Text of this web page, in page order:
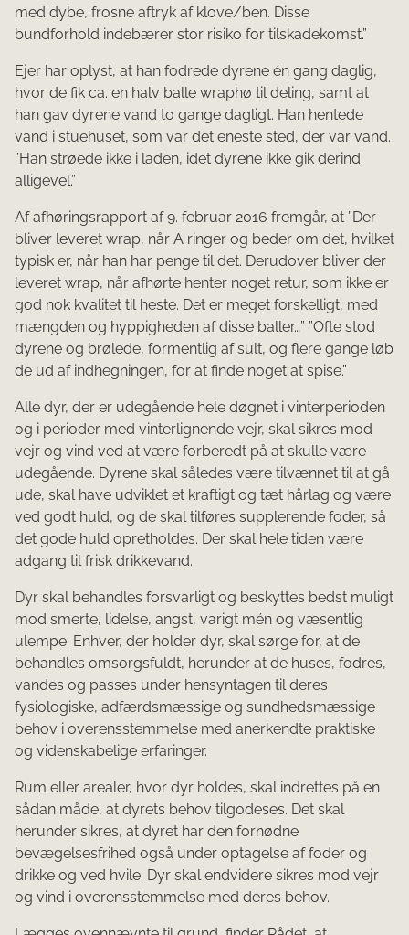
med dybe, frosne aftryk af klove/ben. Disse
bundforhold indebærer stor risiko for tilskadekomst.”
Ejer har oplyst, at han fodrede dyrene én gang daglig,
hvor de fik ca. en halv balle wraphø til deling, samt at
han gav dyrene vand to gange dagligt. Han hentede
vand i stuehuset, som var det eneste sted, der var vand.
”Han strøede ikke i laden, idet dyrene ikke gik derind
alligevel.”
Af afhøringsrapport af 9. februar 2016 fremgår, at ”Der
bliver leveret wrap, når A ringer og beder om det, hvilket
typisk er, når han har penge til det. Derudover bliver der
leveret wrap, når afhørte henter noget retur, som ikke er
god nok kvalitet til heste. Det er meget forskelligt, med
mængden og hyppigheden af disse baller…” ”Ofte stod
dyrene og brølede, formentlig af sult, og flere gange løb
de ud af indhegningen, for at finde noget at spise.”
Alle dyr, der er udegående hele døgnet i vinterperioden
og i perioder med vinterlignende vejr, skal sikres mod
vejr og vind ved at være forberedt på at skulle være
udegående. Dyrene skal således være tilvænnet til at gå
ude, skal have udviklet et kraftigt og tæt hårlag og være
ved godt huld, og de skal tilføres supplerende foder, så
det gode huld opretholdes. Der skal hele tiden være
adgang til frisk drikkevand.
Dyr skal behandles forsvarligt og beskyttes bedst muligt
mod smerte, lidelse, angst, varigt mén og væsentlig
ulempe. Enhver, der holder dyr, skal sørge for, at de
behandles omsorgsfuldt, herunder at de huses, fodres,
vandes og passes under hensyntagen til deres
fysiologiske, adfærdsmæssige og sundhedsmæssige
behov i overensstemmelse med anerkendte praktiske
og videnskabelige erfaringer.
Rum eller arealer, hvor dyr holdes, skal indrettes på en
sådan måde, at dyrets behov tilgodeses. Det skal
herunder sikres, at dyret har den fornødne
bevægelsesfrihed også under optagelse af foder og
drikke og ved hvile. Dyr skal endvidere sikres mod vejr
og vind i overensstemmelse med deres be­hov.